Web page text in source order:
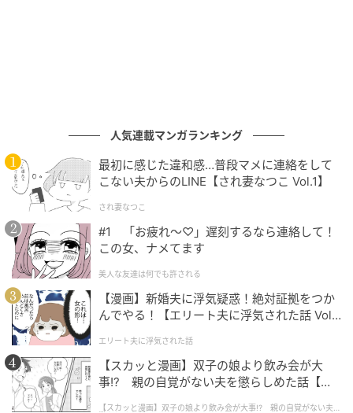
ベビーカレンダー／ウーマンカレンダー編集室
元記事で読む
クリエイター情報
ベビーカレンダー
です。みんなのクチコミや体験談から産婦人科検
索、おでかけ情報、離乳食レシピまで。月間利用者1
000万人以上。
の記事をもっとみる
人気連載マンガランキング
最初に感じた違和感…普段マメに連絡をして
こない夫からのLINE【され妻なつこ Vol.1】
され妻なつこ
#1 「お疲れ〜♡」遅刻するなら連絡して！
この女、ナメてます
美人な友達は何でも許される
【漫画】新婚夫に浮気疑惑！絶対証拠をつか
んでやる！【エリート夫に浮気された話 Vol.
エリート夫に浮気された話
【スカッと漫画】双子の娘より飲み会が大
事!? 親の自覚がない夫を懲らしめた話【第1
【スカッと漫画】双子の娘より飲み会が大事!? 親の自覚がない夫を